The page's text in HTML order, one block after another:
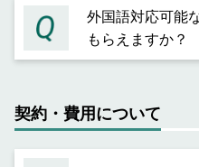
外国語対応可能
もらえますか？
契約・費用について